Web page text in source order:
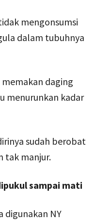
mengonsumsi
dalam tubuhnya
daging
menurunkan kadar
sudah berobat
tak manjur.
sampai mati
digunakan NY